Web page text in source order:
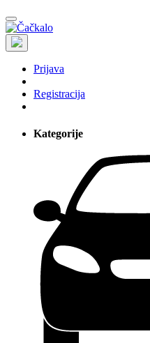
Prijava
Registracija
Kategorije